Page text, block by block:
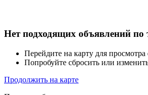
Нет подходящих объявлений по
Перейдите на карту для
Попробуйте сбросить или
Продолжить на карте